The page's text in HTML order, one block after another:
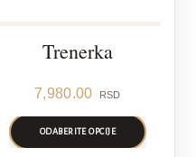
Trenerka
7,980.00 RSD
ODABERITE OPCIJE